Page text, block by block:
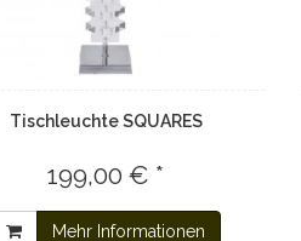
Tischleuchte SQUARES
199,00 € *
Mehr Informationen